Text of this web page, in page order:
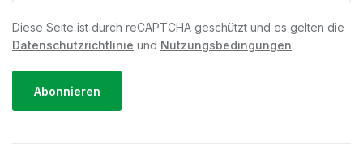
Diese Seite ist durch reCAPTCHA geschützt und es gelten die
Datenschutzrichtlinie und Nutzungsbedingungen.
Abonnieren